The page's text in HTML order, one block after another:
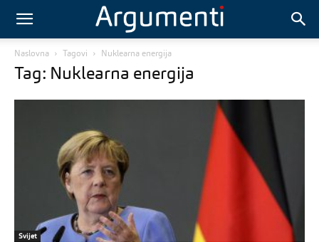
Naslovna Tagovi Nuklearna energija
Tag: Nuklearna energija
Svijet